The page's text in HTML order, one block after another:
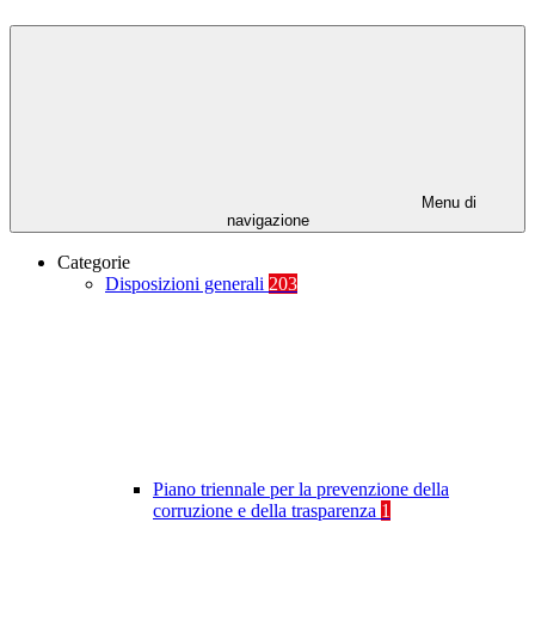
Menu di
navigazione
Categorie
Disposizioni generali 203
Piano triennale per la prevenzione della
corruzione e della trasparenza 1